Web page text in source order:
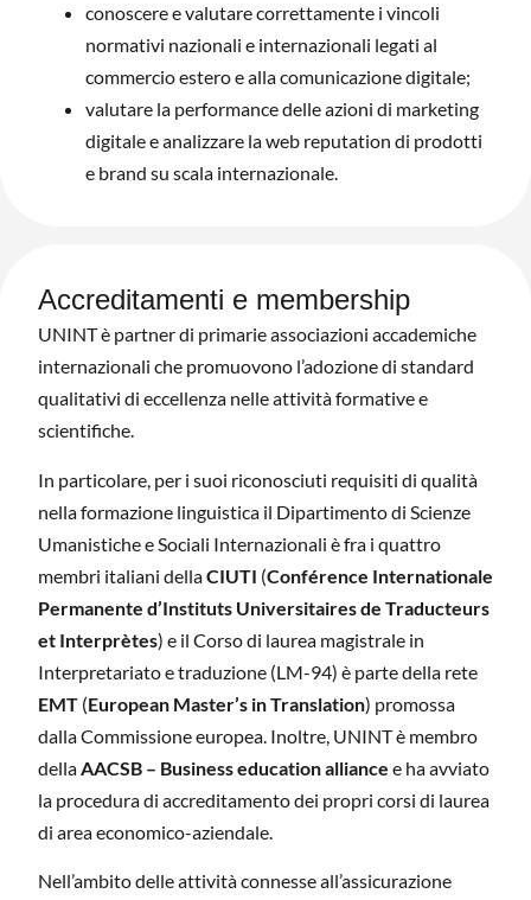
conoscere e valutare correttamente i vincoli
normativi nazionali e internazionali legati al
commercio estero e alla comunicazione digitale;
valutare la performance delle azioni di marketing
digitale e analizzare la web reputation di prodotti
e brand su scala internazionale.
Accreditamenti e membership
UNINT è partner di primarie associazioni accademiche
internazionali che promuovono l’adozione di standard
qualitativi di eccellenza nelle attività formative e
scientifiche.
In particolare, per i suoi riconosciuti requisiti di qualità
nella formazione linguistica il Dipartimento di Scienze
Umanistiche e Sociali Internazionali è fra i quattro
membri italiani dellaCIUTI (Conférence Internationale
Permanente d’Instituts Universitaires de Traducteurs
et Interprètes) e il Corso di laurea magistrale in
Interpretariato e traduzione (LM-94) è parte della rete
EMT (European Master’s in Translation) promossa
dalla Commissione europea. Inoltre, UNINT è membro
dellaAACSB – Business education alliance e ha avviato
la procedura di accreditamento dei propri corsi di laurea
di area economico-aziendale.
Nell’ambito delle attività connesse all’assicurazione